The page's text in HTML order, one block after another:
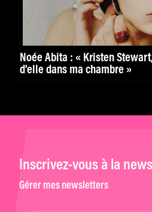
Noée Abita : « Kristen
d’elle dans ma chambre »
Inscrivez-vous à la
Gérer mes newsletters